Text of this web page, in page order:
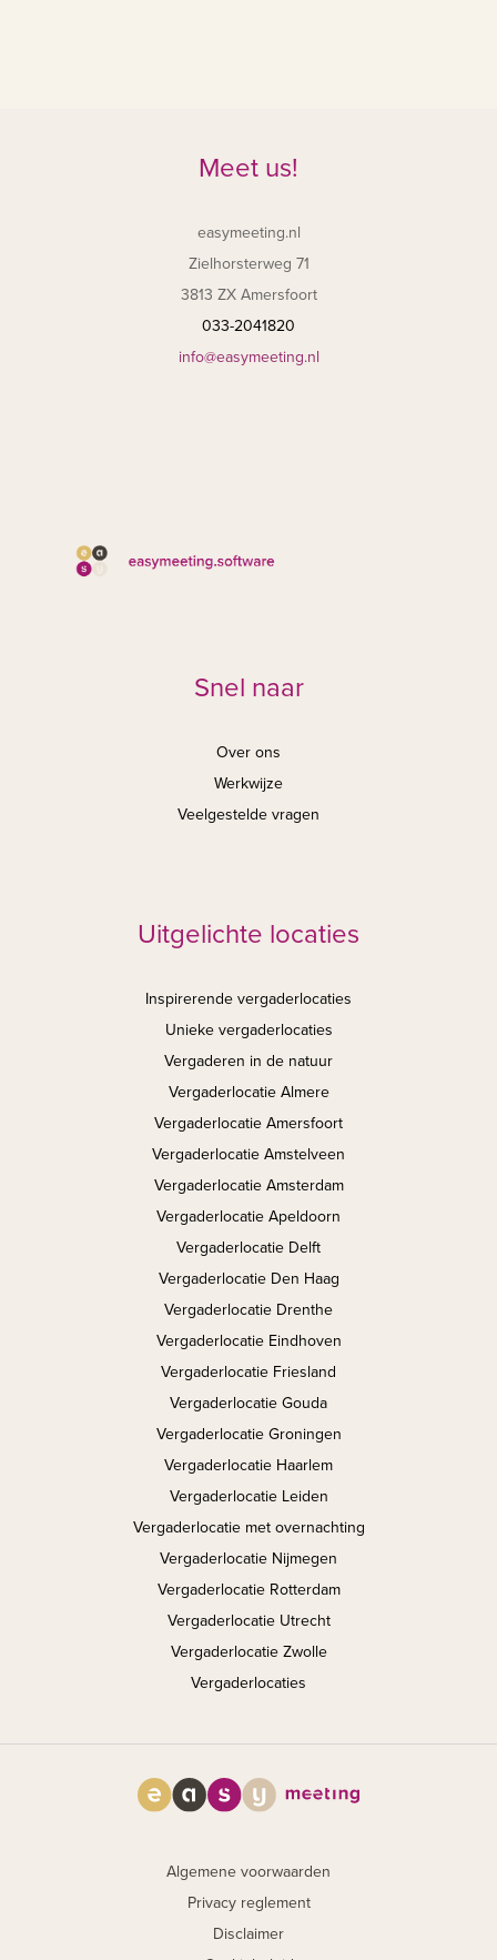
Meet us!
easymeeting.nl
Zielhorsterweg 71
3813 ZX Amersfoort
033-2041820
info@easymeeting.nl
Snel naar
Over ons
Werkwijze
Veelgestelde vragen
Uitgelichte locaties
Inspirerende vergaderlocaties
Unieke vergaderlocaties
Vergaderen in de natuur
Vergaderlocatie Almere
Vergaderlocatie Amersfoort
Vergaderlocatie Amstelveen
Vergaderlocatie Amsterdam
Vergaderlocatie Apeldoorn
Vergaderlocatie Delft
Vergaderlocatie Den Haag
Vergaderlocatie Drenthe
Vergaderlocatie Eindhoven
Vergaderlocatie Friesland
Vergaderlocatie Gouda
Vergaderlocatie Groningen
Vergaderlocatie Haarlem
Vergaderlocatie Leiden
Vergaderlocatie met overnachting
Vergaderlocatie Nijmegen
Vergaderlocatie Rotterdam
Vergaderlocatie Utrecht
Vergaderlocatie Zwolle
Vergaderlocaties
Algemene voorwaarden
Privacy reglement
Disclaimer